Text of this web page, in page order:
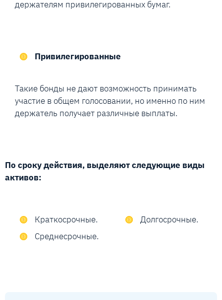
держателям привилегированных бумаг.
Привилегированные
Такие бонды не дают возможность принимать
участие в общем голосовании, но именно по ним
держатель получает различные выплаты.
По сроку действия, выделяют следующие виды
активов:
Краткосрочные.
Среднесрочные.
Долгосрочные.